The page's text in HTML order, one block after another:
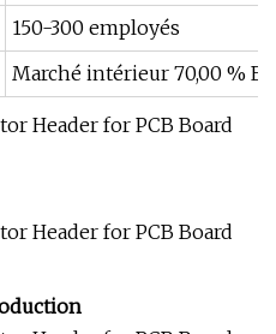
150-300 employés
Marché intérieur 70,00 %